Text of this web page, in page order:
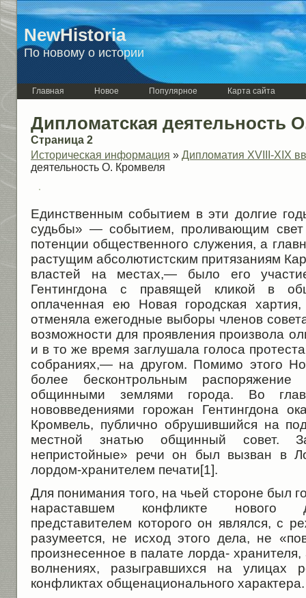
NewHistoria
По новому о истории
Главная Новое Популярное Карта сайта
Дипломатская деятельность
Страница 2
Историческая информация » Дипломатия XVIII-XIX
деятельность О. Кромвеля
Единственным событием в эти долгие
судьбы» — событием, проливающим
потенции общественного служения, а
растущим абсолютистским притязаниям
властей на местах,— было его
Гентингдона с правящей кликой в
оплаченная ею Новая городская
отменяла ежегодные выборы членов
возможности для проявления произвола
и в то же время заглушала голоса
собраниях,— на другом. Помимо этого
более бесконтрольным распоряжение
общинными землями города. Во
нововведениями горожан Гентингдона
Кромвель, публично обрушившийся на
местной знатью общинный совет.
непристойные» речи он был вызван в
лордом-хранителем печати[1].
Для понимания того, на чьей стороне был
нараставшем конфликте нового
представителем которого он являлся, с
разумеется, не исход этого дела, не
произнесенное в палате лорда- хранителя,
волнениях, разыгравшихся на улицах
конфликтах общенационального характера.